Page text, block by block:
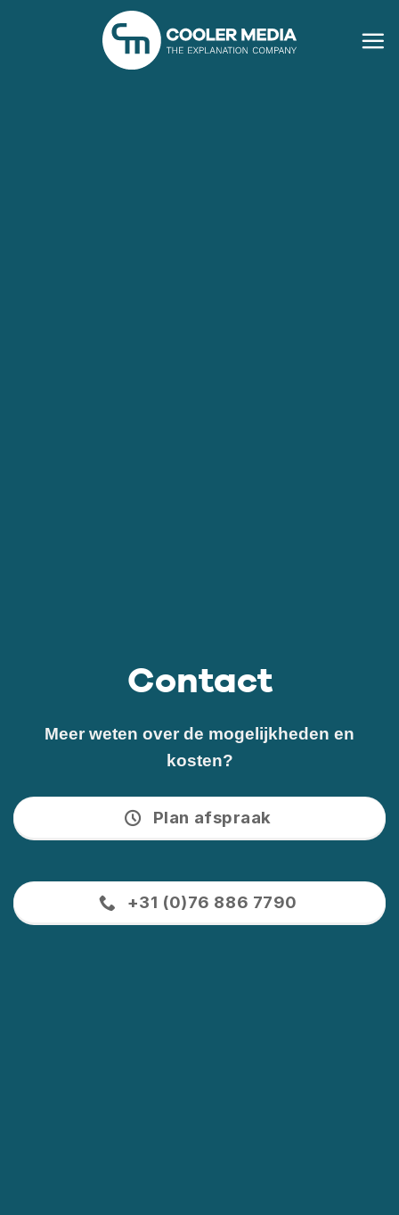
Contact
Meer weten over de mogelijkheden en
kosten?
Plan afspraak
+31 (0)76 886 7790